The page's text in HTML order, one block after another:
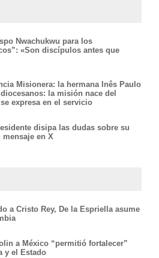
Nwachukwu para los
«Son discípulos antes que
Misionera: la hermana Inês Paulo
la misión nace del
expresa en el servicio
disipa las dudas sobre su
en X
a Cristo Rey, De la Espriella asume
a México “permitió fortalecer”
y el Estado